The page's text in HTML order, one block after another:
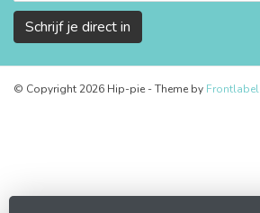
Schrijf je direct in
© Copyright 2026 Hip-pie - Theme by Frontlabel